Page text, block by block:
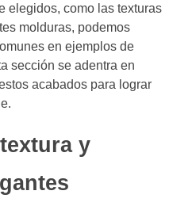
elegidos, como las texturas
molduras, podemos
en ejemplos de
sección se adentra en
acabados para lograr
y